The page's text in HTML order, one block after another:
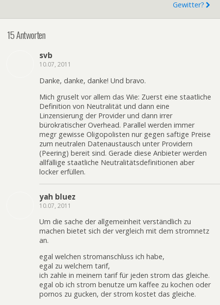
Gewitter?
15 Antworten
svb
10.07, 2011
Danke, danke, danke! Und bravo.
Mich gruselt vor allem das Wie: Zuerst eine staatliche
Definition von Neutralität und dann eine
Linzensierung der Provider und dann irrer
bürokratischer Overhead. Parallel werden immer
megr gewisse Oligopolisten nur gegen saftige Preise
zum neutralen Datenaustausch unter Providern
(Peering) bereit sind. Gerade diese Anbieter werden
allfällige staatliche Neutralitätsdefinitionen aber
locker erfüllen.
yah bluez
10.07, 2011
Um die sache der allgemeinheit verständlich zu
machen bietet sich der vergleich mit dem stromnetz
an.
egal welchen stromanschluss ich habe,
egal zu welchem tarif,
ich zahle in meinem tarif für jeden strom das gleiche.
egal ob ich strom benutze um kaffee zu kochen oder
pornos zu gucken, der strom kostet das gleiche.